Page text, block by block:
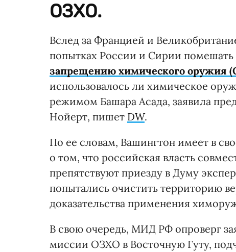
ОЗХО.
Вслед за Францией и
попытках России и Сирии помешать
запрещению химического оружия
использовалось ли химическое
режимом Башара Асада, заявила
Нойерт, пишет DW.
По ее словам, Вашингтон имеет в
о том, что российская власть
препятствуют приезду в Думу
попытались очистить территорию
доказательства применения
В свою очередь, МИД РФ опроверг
миссии ОЗХО в Восточную Гуту,